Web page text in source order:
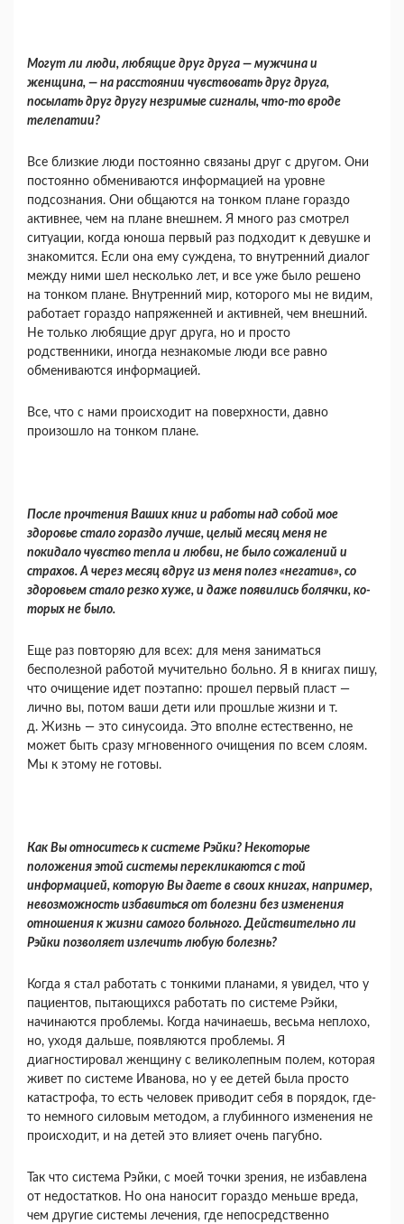
Могут ли люди, любящие друг друга — мужчи­на и
женщина, — на расстоянии чувствовать друг друга,
посылать друг другу незримые сигналы, что-то вроде
телепатии?
Все близкие люди постоянно связаны друг с другом. Они
постоянно обмениваются информа­цией на уровне
подсознания. Они общаются на тонком плане гораздо
активнее, чем на плане внешнем. Я много раз смотрел
ситуации, когда юноша первый раз подходит к девушке и
знако­мится. Если она ему суждена, то внутренний диа­лог
между ними шел несколько лет, и все уже было решено
на тонком плане. Внутренний мир, которого мы не видим,
работает гораздо напря­женней и активней, чем внешний.
Не только лю­бящие друг друга, но и просто
родственники, ино­гда незнакомые люди все равно
обмениваются ин­формацией.
Все, что с нами происходит на поверхности, давно
произошло на тонком плане.
После прочтения Ваших книг и работы над со­бой мое
здоровье стало гораздо лучше, целый месяц меня не
покидало чувство тепла и любви, не было сожалений и
страхов. А через месяц вдруг из меня полез «негатив», со
здоровьем стало резко хуже, и даже появились болячки, ко­
торых не было.
Еще раз повторяю для всех: для меня зани­маться
бесполезной работой мучительно больно. Я в книгах пишу,
что очищение идет поэтапно: прошел первый пласт —
лично вы, потом ваши дети или прошлые жизни и т.
д. Жизнь — это синусоида. Это вполне естествен­но, не
может быть сразу мгновенного очищения по всем слоям.
Мы к этому не готовы.
Как Вы относитесь к системе Рэйки? Некото­рые
положения этой системы перекликаются с той
информацией, которую Вы даете в своих книгах, например,
невозможность избавиться от болезни без изменения
отношения к жизни са­мого больного. Действительно ли
Рэйки позво­ляет излечить любую болезнь?
Когда я стал работать с тонкими планами, я увидел, что у
пациентов, пытающихся работать по системе Рэйки,
начинаются проблемы. Когда на­чинаешь, весьма неплохо,
но, уходя дальше, появ­ляются проблемы. Я
диагностировал женщину с великолепным полем, которая
живет по системе Иванова, но у ее детей была просто
катастрофа, то есть человек приводит себя в порядок, где-
то немного силовым методом, а глубинного измене­ния не
происходит, и на детей это влияет очень пагубно.
Так что система Рэйки, с моей точки зрения, не избавлена
от недостатков. Но она наносит гораздо меньше вреда,
чем другие системы лечения, где непосредственно